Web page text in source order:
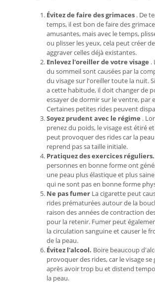
Évitez de faire des grimaces . De
temps, il est bon de faire des
amusantes, mais avec le temps,
ou plisser les yeux, cela peut créer
aggraver celles déjà existantes.
Enlevez l'oreiller de votre visage .
du sommeil sont causées par la
du visage sur l'oreiller toute la nuit.
a cette habitude, il doit changer de
essayer de dormir sur le ventre, par
Certaines petites rides peuvent
Soyez prudent avec le régime .
prenez du poids, le visage est étiré
peut provoquer des rides car la
reprend pas sa taille initiale.
Pratiquez des exercices réguliers.
personnes en bonne forme ont
une peau plus élastique et plus
qui ne sont pas en bonne forme
Ne pas fumer La cigarette peut
rides prématurées autour de la
raison des années de contraction
pour la retenir. Fumer peut
la circulation sanguine et causer le
de la peau.
Évitez l'alcool. Boire beaucoup
provoquer des rides, car le visage se
après avoir trop bu et distend
la peau.